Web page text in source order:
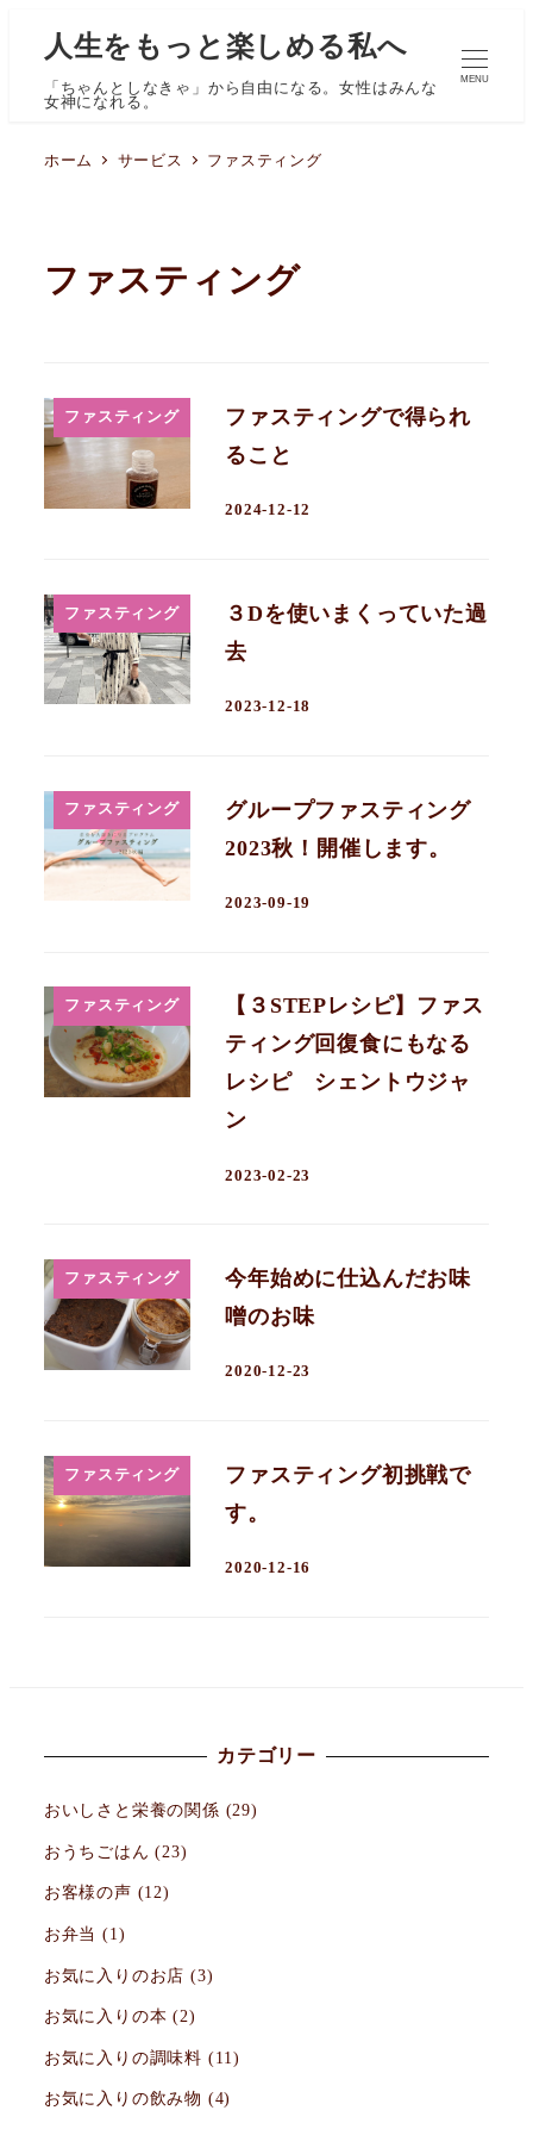
人生をもっと楽しめる私へ
「ちゃんとしなきゃ」から自由になる。女性はみんな
女神になれる。
MENU
ホーム サービス ファスティング
ファスティング
ファスティング
ファスティングで得られ
ること
2024-12-12
ファスティング
３Dを使いまくっていた過
去
2023-12-18
ファスティング
グループファスティング
2023秋！開催します。
2023-09-19
ファスティング
【３STEPレシピ】ファス
ティング回復食にもなる
レシピ シェントウジャ
ン
2023-02-23
ファスティング
今年始めに仕込んだお味
噌のお味
2020-12-23
ファスティング
ファスティング初挑戦で
す。
2020-12-16
カテゴリー
おいしさと栄養の関係 (29)
おうちごはん (23)
お客様の声 (12)
お弁当 (1)
お気に入りのお店 (3)
お気に入りの本 (2)
お気に入りの調味料 (11)
お気に入りの飲み物 (4)